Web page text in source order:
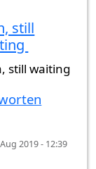
Gast (nicht
still
still waiting
2019 - 12:39